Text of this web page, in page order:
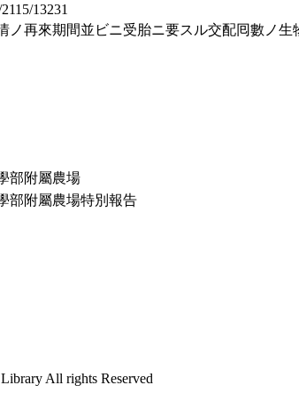
13231
ノ再來期間並ビニ受胎ニ要スル交配囘數ノ生
部附屬農場
部附屬農場特別報告
All rights Reserved